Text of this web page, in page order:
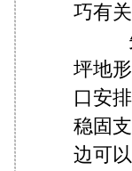
巧有
先是
坪地
口安
稳固
边可